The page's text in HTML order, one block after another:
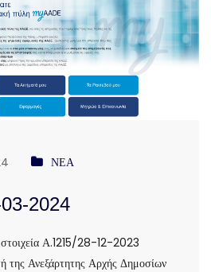
ΝΕΑ
2024
Α.1215/28-12-2023
της Ανεξάρτητης Αρχής Δημοσίων